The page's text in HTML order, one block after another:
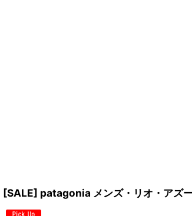
[SALE] patagonia メンズ・リオ・アズ